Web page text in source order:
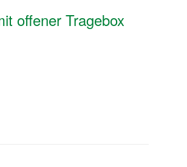
offener Tragebox